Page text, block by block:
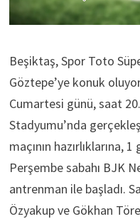
Beşiktaş, Spor Toto
Göztepe’ye konuk
Cumartesi günü, saat
Stadyumu’nda
maçının hazırlıklarına,
Perşembe sabahı BJK
antrenman ile başladı.
Özyakup ve Gökhan